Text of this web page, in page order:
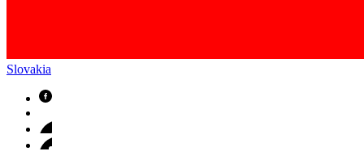
Slovakia